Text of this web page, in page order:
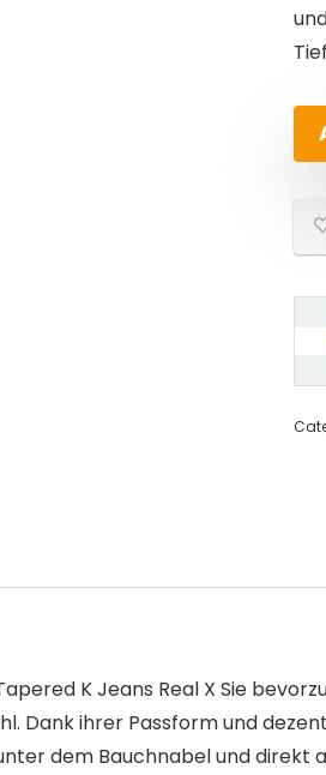
K Jeans Real X Sie
Dank ihrer Passform und
dem Bauchnabel und direkt